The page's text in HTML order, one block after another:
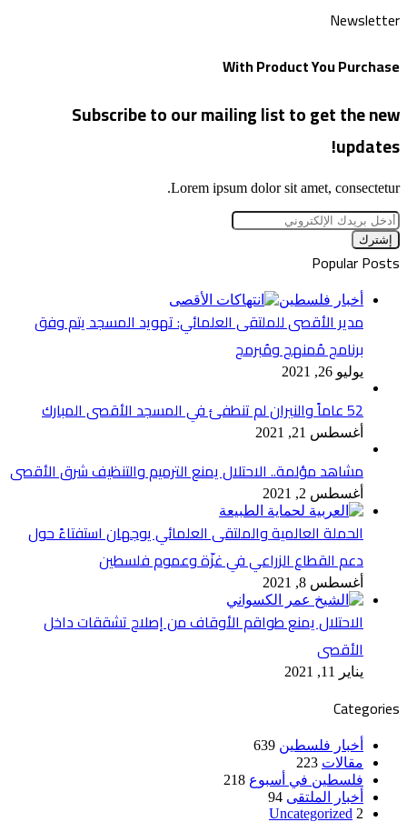
Newsletter
With Product You Purchase
Subscribe to our mailing list to get the new
updates!
Lorem ipsum dolor sit amet, consectetur.
أدخل
بريدك
الإلكتروني
Popular Posts
أخبار فلسطين
مدير الأقصى للملتقى العلمائي: تهويد المسجد يتم وفق
برنامج مُمنهج ومُبرمج
يوليو 26, 2021
52 عاماً والنيران لم تنطفئ في المسجد الأقصى المبارك
أغسطس 21, 2021
مشاهد مؤلمة.. الاحتلال يمنع الترميم والتنظيف شرق الأقصى
أغسطس 2, 2021
الحملة العالمية والملتقى العلمائي يوجهان استفتاءً حول
دعم القطاع الزراعي في غزّة وعموم فلسطين
أغسطس 8, 2021
الاحتلال يمنع طواقم الأوقاف من إصلاح تشققات داخل
الأقصى
يناير 11, 2021
Categories
أخبار فلسطين 639
مقالات 223
فلسطين في أسبوع 218
أخبار الملتقى 94
Uncategorized 2